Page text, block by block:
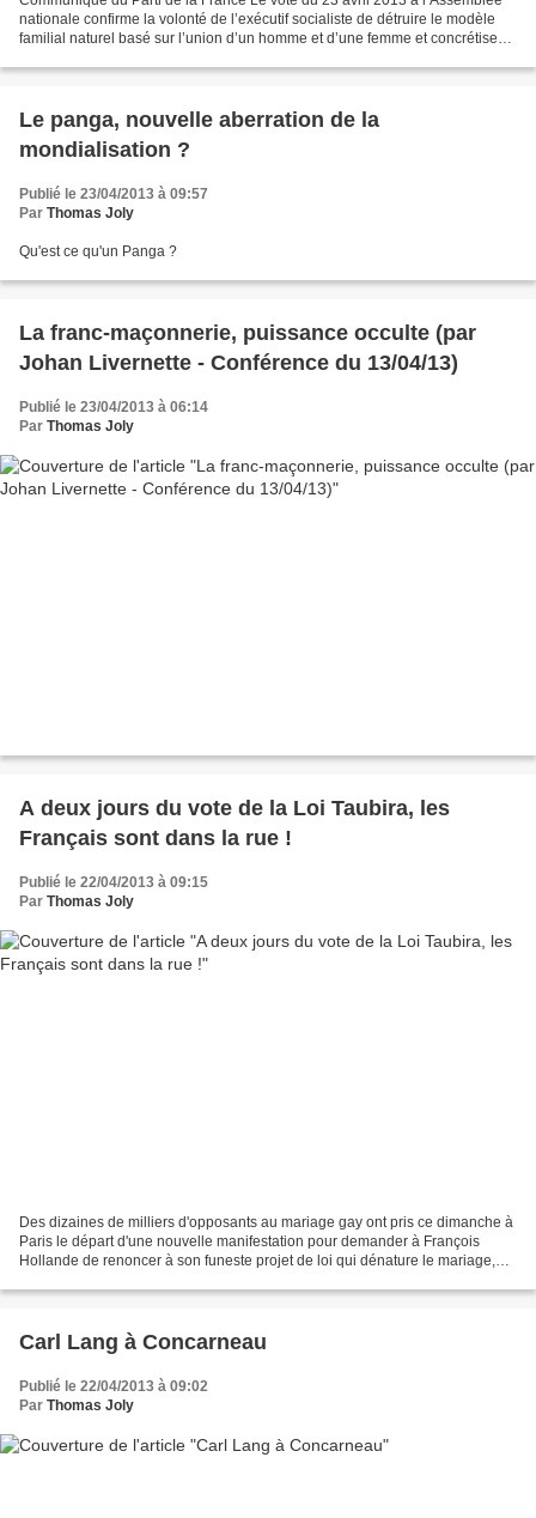
nationale confirme la volonté de l’exécutif socialiste de détruire le modèle
familial naturel basé sur l’union d’un homme et d’une femme et concrétise
Le panga, nouvelle aberration de la
mondialisation ?
Publié le 23/04/2013 à 09:57
Par Thomas Joly
Qu'est ce qu'un Panga ?
La franc-maçonnerie, puissance occulte (par
Johan Livernette - Conférence du 13/04/13)
Publié le 23/04/2013 à 06:14
Par Thomas Joly
A deux jours du vote de la Loi Taubira, les
Français sont dans la rue !
Publié le 22/04/2013 à 09:15
Par Thomas Joly
Des dizaines de milliers d'opposants au mariage gay ont pris ce dimanche à
Paris le départ d'une nouvelle manifestation pour demander à François
Hollande de renoncer à son funeste projet de loi qui dénature le mariage,
Carl Lang à Concarneau
Publié le 22/04/2013 à 09:02
Par Thomas Joly